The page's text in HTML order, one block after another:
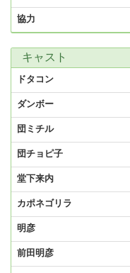
協力
キャスト
ドタコン
ダンボー
団ミチル
団チョピ子
堂下来内
カポネゴリラ
明彦
前田明彦